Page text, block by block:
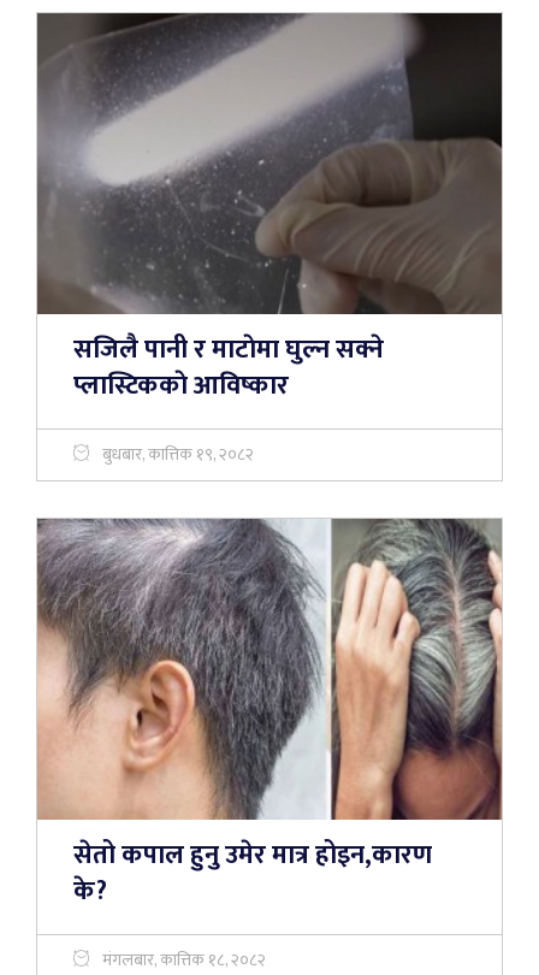
सजिलै पानी र माटाेमा घुल्न सक्ने
प्लास्टिककाे आविष्कार
बुधबार, कात्तिक १९, २०८२
सेतो कपाल हुनु उमेर मात्र होइन,कारण
के?
मंगलबार, कात्तिक १८, २०८२